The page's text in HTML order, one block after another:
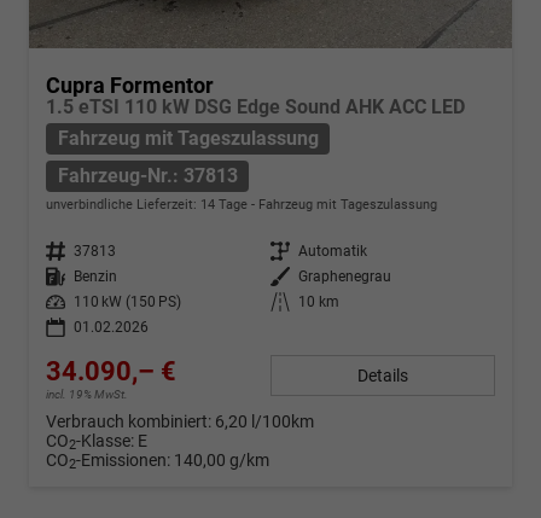
Cupra Formentor
1.5 eTSI 110 kW DSG Edge Sound AHK ACC LED
Fahrzeug mit Tageszulassung
Fahrzeug-Nr.: 37813
unverbindliche Lieferzeit: 14 Tage Fahrzeug mit Tageszulassung
Fahrzeug-Nr. 37813 Getriebe Automatik
Kraftstoff Benzin Außenfarbe
Graphenegrau
Leistung
110 kW (150 PS) Kilometerstand
10 km
01.02.2026
34.090,– €
incl. 19% MwSt.
Details
Verbrauch kombiniert: 6,20 l/100km
CO2-Klasse: E
CO2-Emissionen: 140,00 g/km